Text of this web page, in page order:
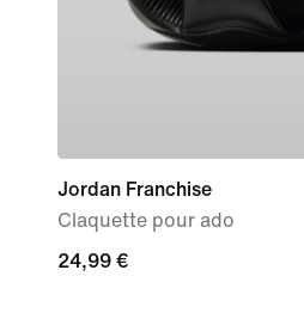
Jordan Franchise
Claquette pour ado
24,99 €
24,99 €